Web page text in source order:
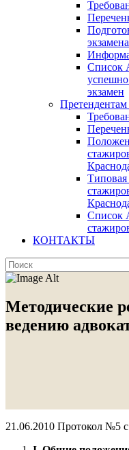
экзамена
Список
экзамен
Список
КОНТАКТЫ
Методические
ведению
21.06.2010 Протокол №5